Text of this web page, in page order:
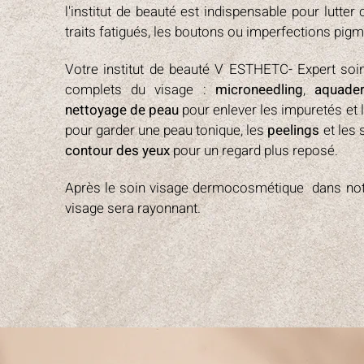
l'institut de beauté est indispensable pour
traits fatigués, les boutons ou imperfections
Votre institut de beauté V ESTHETC- Expert
complets du visage :microneedling,
nettoyage de peaupour enlever les impuretés
pour garder une peau tonique, lespeelingset les
contour des yeuxpour un regard plus reposé.
Après le soin visage dermocosmétique dans
visage sera rayonnant.